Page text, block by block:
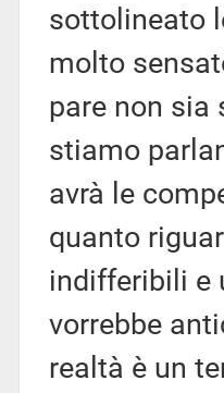
sottolineato
molto
pare non sia
stiamo
avrà le
quanto
indifferibili e
vorrebbe
realtà è un